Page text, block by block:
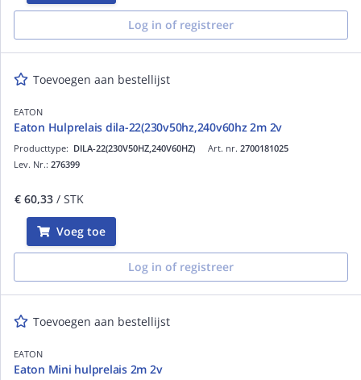
Log in of registreer
Toevoegen aan bestellijst
EATON
Eaton Hulprelais dila-22(230v50hz,240v60hz 2m 2v
Art. nr. 2700181025
Producttype: DILA-22(230V50HZ,240V60HZ)
Lev. Nr.: 276399
€ 60,33 / STK
Voeg toe
Log in of registreer
Toevoegen aan bestellijst
EATON
Eaton Mini hulprelais 2m 2v